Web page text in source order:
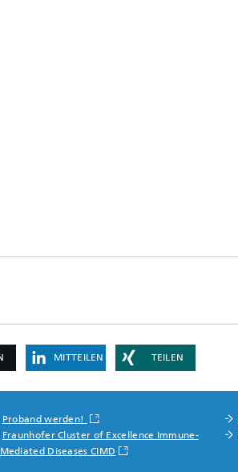
MITTEILEN TEILEN
Proband werden!
Fraunhofer Cluster of Excellence Immune-
Mediated Diseases CIMD